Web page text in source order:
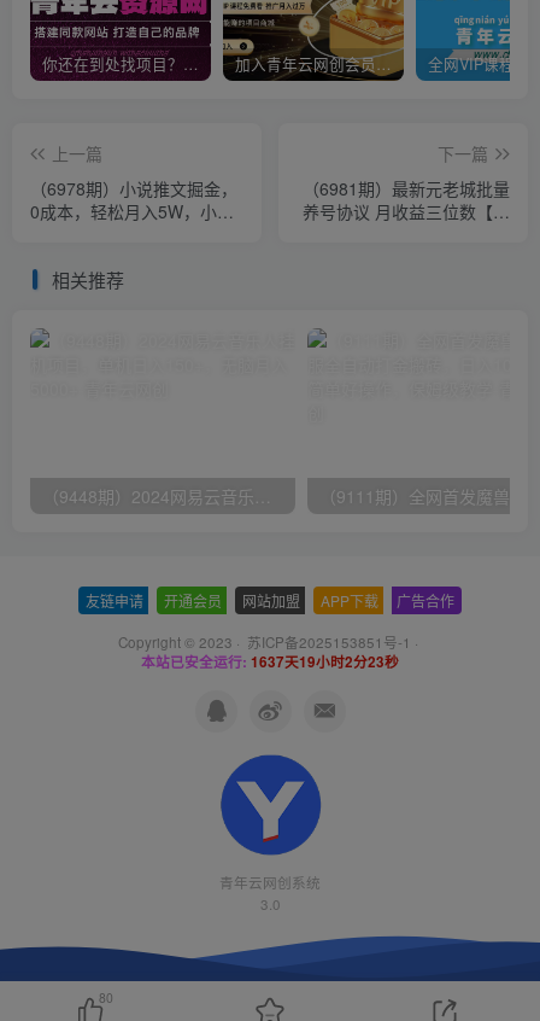
你还在到处找项目？还在当韭菜？我靠卖项目一个月收入5万+，曾经我也是个失败者。 加入青年云网创会员，全站资源免费学习。加入高级合伙人，推广日入1000+
上一篇
（6978期）小说推文掘金，
0成本，轻松月入5W，小白
下一篇
（6981期）最新元老城批量
养号协议 月收益三位数【详
相关推荐
友链申请 开通会员 网站加盟 APP下载 广告合作
Copyright © 2023 · 苏ICP备2025153851号-1 ·
本站已安全运行: 1637天19小时2分23秒
青年云网创系统
3.0
80